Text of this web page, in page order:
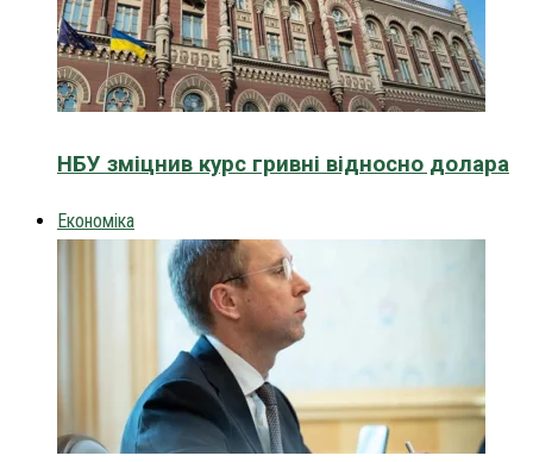
НБУ зміцнив курс гривні відносно долара
Економіка